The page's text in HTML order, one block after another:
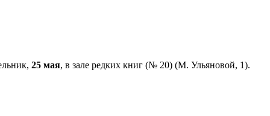
25 мая, в зале редких книг (№ 20) (М. Ульяновой, 1).